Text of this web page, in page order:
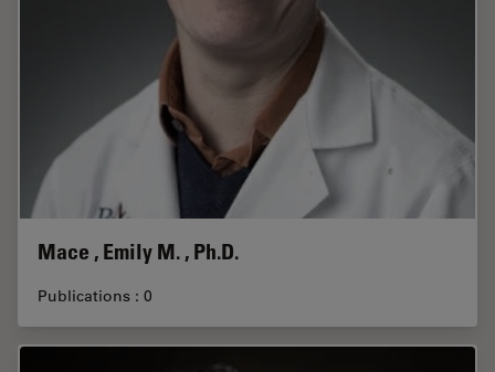
Mace , Emily M. , Ph.D.
Publications : 0